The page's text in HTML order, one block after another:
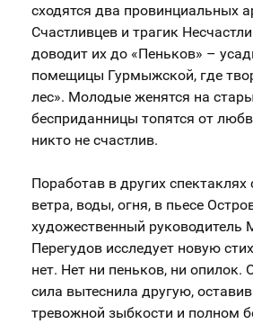
сходятся два провинциальных
Счастливцев и трагик
доводит их до «Пеньков» –
помещицы Гурмыжской, где
лес». Молодые женятся на
бесприданницы топятся от
никто не счастлив.
Поработав в других спектаклях
ветра, воды, огня, в пьесе
художественный руководитель
Перегудов исследует новую
нет. Нет ни пеньков, ни опилок.
сила вытеснила другую,
тревожной зыбкости и полном